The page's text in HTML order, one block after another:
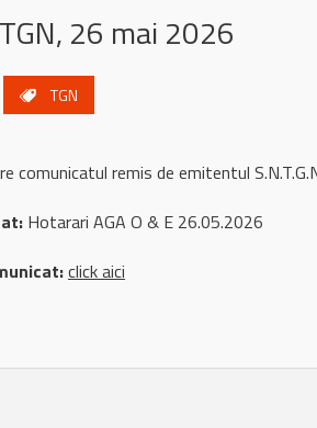
26 mai 2026
TGN
comunicatul remis de emitentul
Hotarari AGA O & E 26.05.2026
click aici